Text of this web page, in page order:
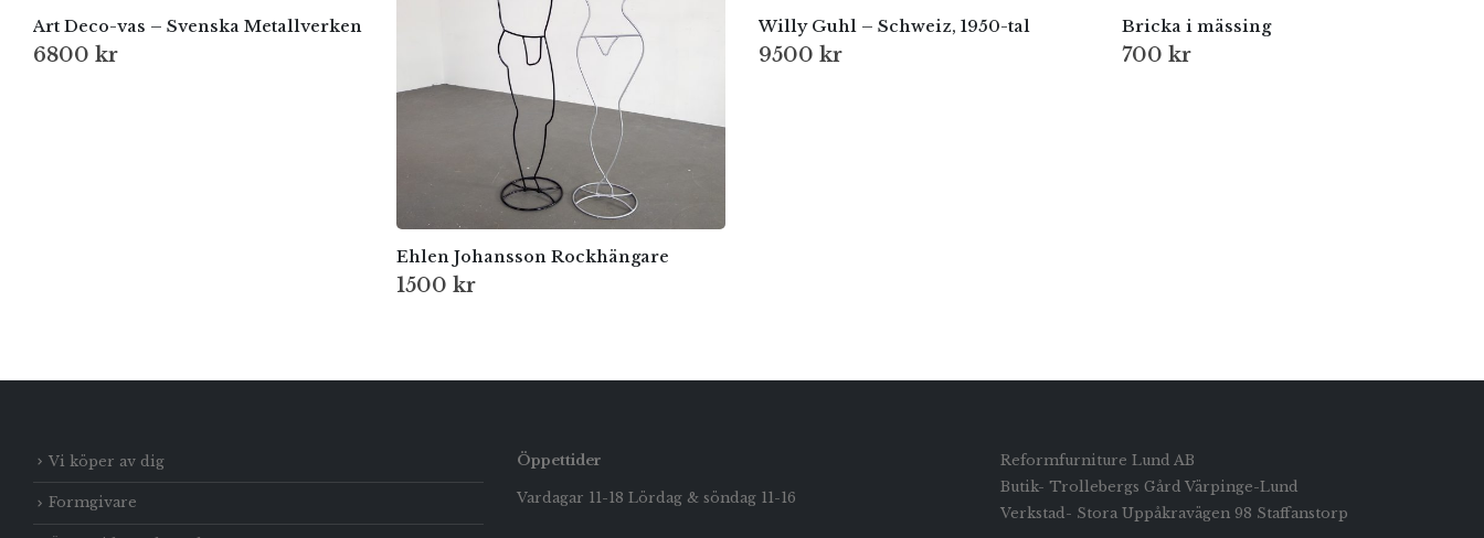
Art Deco-vas – Svenska Metallverken
6800 kr
Ehlen Johansson Rockhängare
1500 kr
Willy Guhl – Schweiz, 1950-tal
9500 kr
Bricka i mässing
700 kr
Vi köper av dig
Formgivare
Öppettider
Vardagar 11-18 Lördag & söndag 11-16
Reformfurniture Lund AB
Butik- Trollebergs Gård Värpinge-Lund
Verkstad- Stora Uppåkravägen 98 Staffanstorp